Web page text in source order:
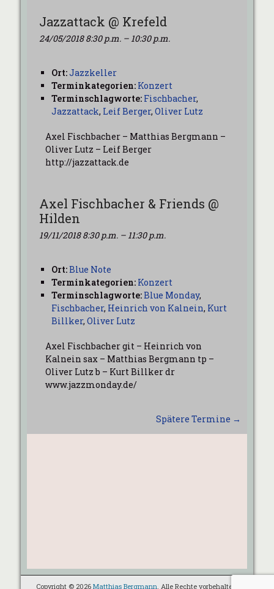
Jazzattack @ Krefeld
24/05/2018 8:30 p.m. – 10:30 p.m.
Ort:Jazzkeller
Terminkategorien: Konzert
Terminschlagworte: Fischbacher,
Jazzattack, Leif Berger, Oliver Lutz
Axel Fischbacher – Matthias Bergmann –
Oliver Lutz – Leif Berger
http://jazzattack.de
Axel Fischbacher & Friends @
Hilden
19/11/2018 8:30 p.m. – 11:30 p.m.
Ort:Blue Note
Terminkategorien: Konzert
Terminschlagworte:Blue Monday,
Fischbacher, Heinrich von Kalnein, Kurt
Billker, Oliver Lutz
Axel Fischbacher git – Heinrich von
Kalnein sax – Matthias Bergmann tp –
Oliver Lutz b – Kurt Billker dr
www.jazzmonday.de/
Spätere Termine →
Copyright © 2026 Matthias Bergmann. Alle Rechte vorbehalten.